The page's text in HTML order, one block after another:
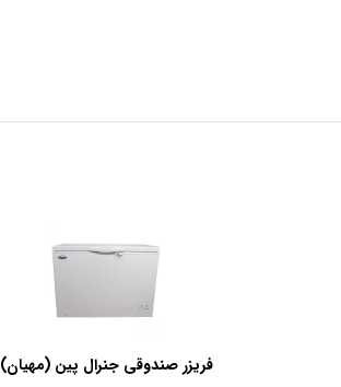
فریزر صندوقی جنرال پین (مهیان)